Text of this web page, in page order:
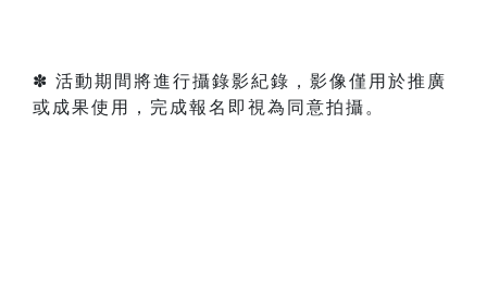
✽ 活動期間將進行攝錄影紀錄，影像僅用於推廣
或成果使用，完成報名即視為同意拍攝。